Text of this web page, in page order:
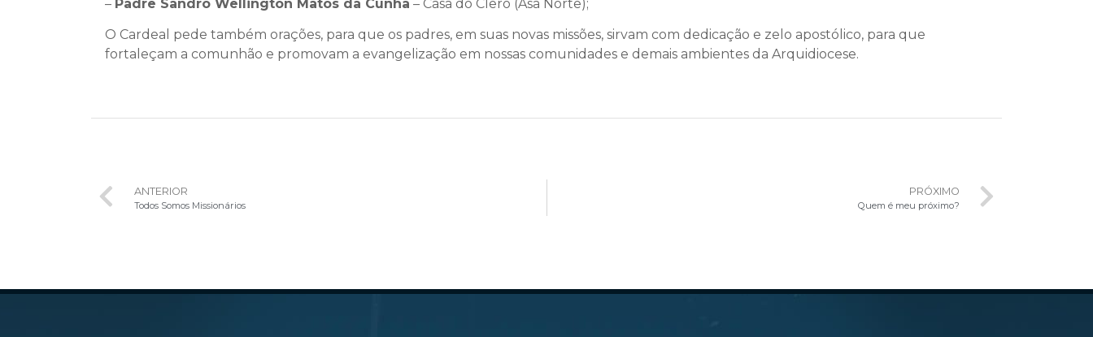
– Padre Sandro Wellington Matos da Cunha – Casa do Clero (Asa Norte);
O Cardeal pede também orações, para que os padres, em suas novas missões, sirvam com dedicação e zelo apostólico, para que
fortaleçam a comunhão e promovam a evangelização em nossas comunidades e demais ambientes da Arquidiocese.
ANTERIOR
Todos Somos Missionários
PRÓXIMO
Quem é meu próximo?